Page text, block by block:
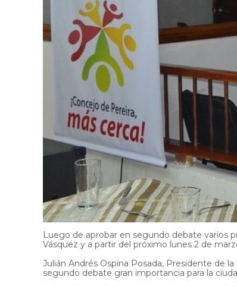
Luego de aprobar en segundo debate varios
Vásquez y a partir del próximo lunes 2 de
Julián Andrés Ospina Posada, Presidente de
segundo debate gran importancia para la